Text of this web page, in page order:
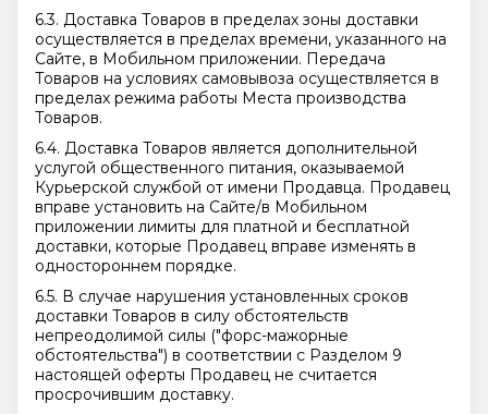
6.3. Доставка Товаров в пределах зоны доставки
осуществляется в пределах времени, указанного на
Сайте, в Мобильном приложении. Передача
Товаров на условиях самовывоза осуществляется в
пределах режима работы Места производства
Товаров.
6.4. Доставка Товаров является дополнительной
услугой общественного питания, оказываемой
Курьерской службой от имени Продавца. Продавец
вправе установить на Сайте/в Мобильном
приложении лимиты для платной и бесплатной
доставки, которые Продавец вправе изменять в
одностороннем порядке.
6.5. В случае нарушения установленных сроков
доставки Товаров в силу обстоятельств
непреодолимой силы ("форс-мажорные
обстоятельства") в соответствии с Разделом 9
настоящей оферты Продавец не считается
просрочившим доставку.